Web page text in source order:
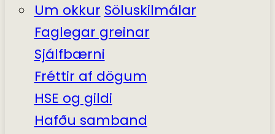
Um okkurSöluskilmálar
Faglegar greinar
Sjálfbærni
Fréttir af dögum
HSE og gildi
Hafðu samband